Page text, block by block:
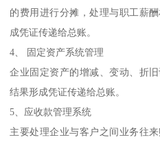
的费用进行分摊，处理与职工薪
成凭证传递给总账。
4、 固定资产系统管理
企业固定资产的增减、变动、折
结果形成凭证传递给总账。
5、应收款管理系统
主要处理企业与客户之间业务往